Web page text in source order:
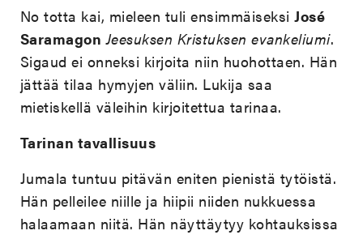
No totta kai, mieleen tuli ensimmäiseksiJosé
Saramagon Jeesuksen Kristuksen evankeliumi.
Sigaud ei onneksi kirjoita niin huohottaen. Hän
jättää tilaa hymyjen väliin. Lukija saa
mietiskellä väleihin kirjoitettua tarinaa.
Tarinan tavallisuus
Jumala tuntuu pitävän eniten pienistä tytöistä.
Hän pelleilee niille ja hiipii niiden nukkuessa
halaamaan niitä. Hän näyttäytyy kohtauksissa